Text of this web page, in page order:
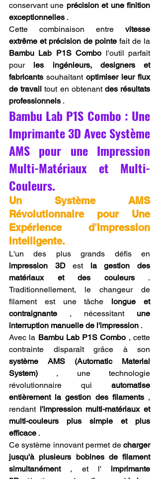
conservant une précision et une finition
exceptionnelles .
Cette combinaison entre vitesse
extrême et précision de pointe
Bambu Lab P1S Combo l'outil parfait
pour les ingénieurs, designers et
fabricants souhaitant optimiser leur flux
de travail tout en obtenant des résultats
professionnels .
Bambu Lab P1S Combo : Une
Imprimante 3D Avec Système
AMS pour une Impression
Multi-Matériaux et Multi-
Couleurs.
Un Système AMS
Révolutionnaire pour Une
Expérience d'Impression
Intelligente.
impression 3D est la gestion des
matériaux et des couleurs .
Traditionnellement, le changeur de
filament est une tâche longue et
contraignante , nécessitant une
interruption manuelle de l'impression .
Avec la Bambu Lab P1S Combo , cette
système AMS (Automatic Material
System) , une technologie
révolutionnaire qui automatise
entièrement la gestion des filaments ,
rendant l'impression multi-matériaux et
multi-couleurs plus simple et plus
efficace .
Ce système innovant permet de charger
jusqu'à plusieurs bobines de filament
simultanément , et l' imprimante